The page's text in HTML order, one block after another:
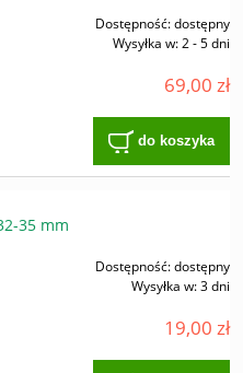
Dostępność:dostępny
Wysyłka w:2 - 5 dni
69,00 zł
do koszyka
35 mm
Dostępność:dostępny
Wysyłka w:3 dni
19,00 zł